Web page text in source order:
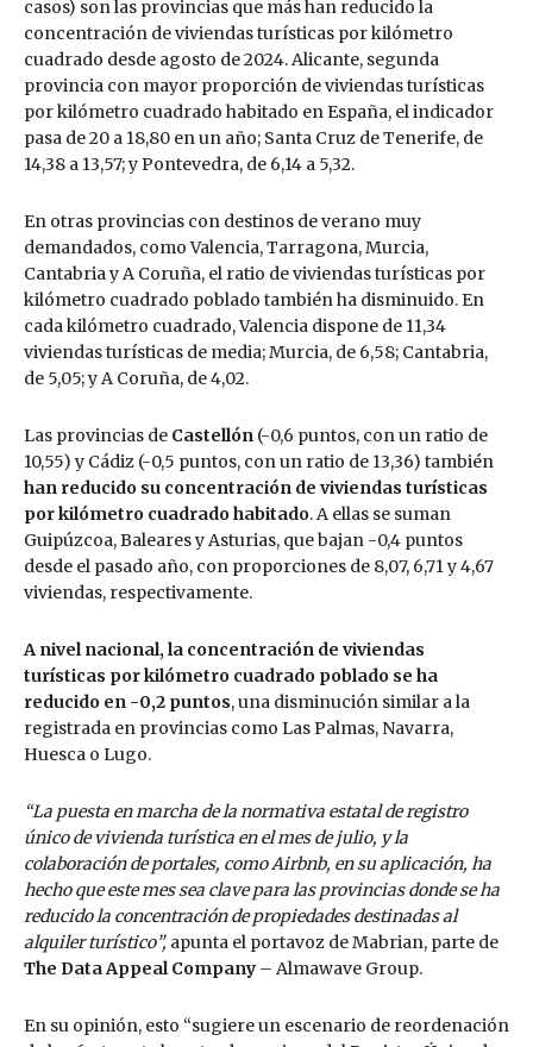
casos) son las provincias que más han reducido la
concentración de viviendas turísticas por kilómetro
cuadrado desde agosto de 2024. Alicante, segunda
provincia con mayor proporción de viviendas turísticas
por kilómetro cuadrado habitado en España, el indicador
pasa de 20 a 18,80 en un año; Santa Cruz de Tenerife, de
14,38 a 13,57; y Pontevedra, de 6,14 a 5,32.
En otras provincias con destinos de verano muy
demandados, como Valencia, Tarragona, Murcia,
Cantabria y A Coruña, el ratio de viviendas turísticas por
kilómetro cuadrado poblado también ha disminuido. En
cada kilómetro cuadrado, Valencia dispone de 11,34
viviendas turísticas de media; Murcia, de 6,58; Cantabria,
de 5,05; y A Coruña, de 4,02.
Las provincias de Castellón (-0,6 puntos, con un ratio de
10,55) y Cádiz (-0,5 puntos, con un ratio de 13,36) también
han reducido su concentración de viviendas turísticas
por kilómetro cuadrado habitado. A ellas se suman
Guipúzcoa, Baleares y Asturias, que bajan -0,4 puntos
desde el pasado año, con proporciones de 8,07, 6,71 y 4,67
viviendas, respectivamente.
A nivel nacional, la concentración de viviendas
turísticas por kilómetro cuadrado poblado se ha
reducido en -0,2 puntos, una disminución similar a la
registrada en provincias como Las Palmas, Navarra,
Huesca o Lugo.
“La puesta en marcha de la normativa estatal de registro
único de vivienda turística en el mes de julio, y la
colaboración de portales, como Airbnb, en su aplicación, ha
hecho que este mes sea clave para las provincias donde se ha
reducido la concentración de propiedades destinadas al
alquiler turístico”, apunta el portavoz de Mabrian, parte de
The Data Appeal Company – Almawave Group.
En su opinión, esto “sugiere un escenario de reordenación